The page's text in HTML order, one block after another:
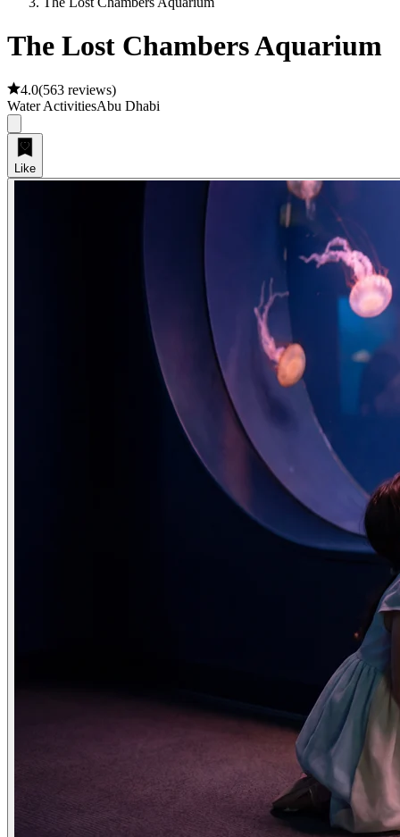
The Lost Chambers Aquarium
4.0(563 reviews)
Water ActivitiesAbu Dhabi
Like